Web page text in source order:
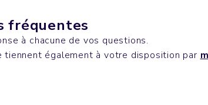
fréquentes
à chacune de vos questions.
tiennent également à votre disposition par